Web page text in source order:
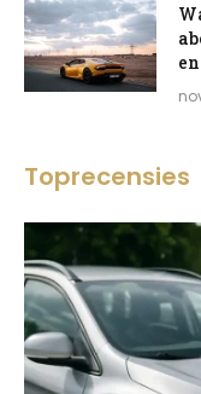
Toprecensies